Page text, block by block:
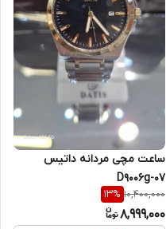
ساعت مچی مردانه داتیس
D9006g-07
10,400,000
13%
8,999,000